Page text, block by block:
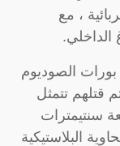
، مع
الصوديوم
قتلهم تتمثل
سنتيمترات
البلاستيكية